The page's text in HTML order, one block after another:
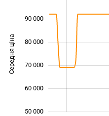
Середня ціна
50 000
60 000
70 000
80 000
90 000